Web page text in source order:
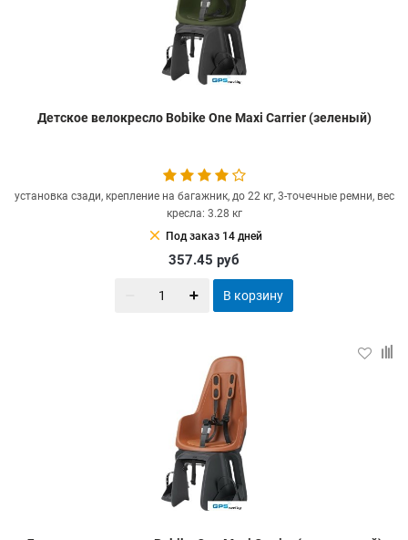
Детское велокресло Bobike One Maxi Carrier (зеленый)
установка сзади, крепление на багажник, до 22 кг, 3-точечные ремни, вес
кресла: 3.28 кг
clear Под заказ 14 дней
357.45 руб
В корзину